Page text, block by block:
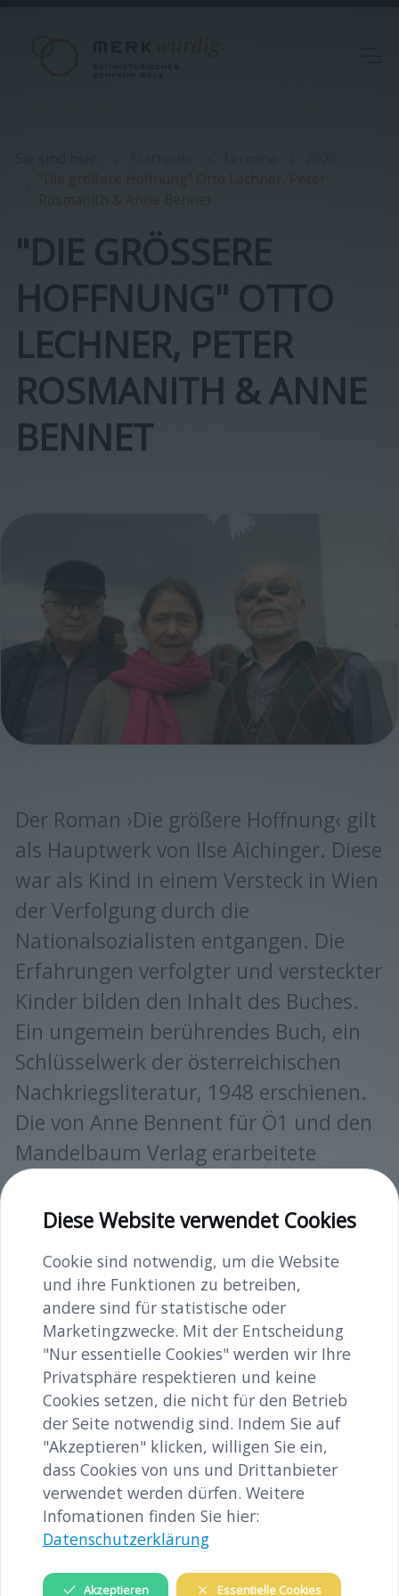
Rosmanith & Anne Bennet
"DIE GRÖSSERE H
OFFNUNG" OTTO L
ECHNER, PETER R
OSMANITH & ANNE B
ENNET
Der Roman ›Die größere Hoffnung‹ gilt
als Hauptwerk von Ilse Aichinger. Diese
war als Kind in einem Versteck in Wien
der Verfolgung durch die
Nationalsozialisten entgangen. Die
Erfahrungen verfolgter und versteckter
Kinder bilden den Inhalt des Buches.
Ein ungemein berührendes Buch, ein
Schlüsselwerk der österreichischen
Nachkriegsliteratur, 1948 erschienen.
Die von Anne Bennent für Ö1 und den
Mandelbaum Verlag erarbeitete
Hörspielfassung ist die Grundlage
dieses Abends. Ihre Stimme
Verknappung von Aichingers Texten.
Auch die Musik lässt der starken
Sprache viel Raum zur Entfaltung.
Akkordeon und Perkussion
unterstreichen und umspielen den
Text zurückhaltend.
Termindetails
Diese Website verwendet Cookies
Cookie sind notwendig, um die Website
und ihre Funktionen zu betreiben,
andere sind für statistische oder
Marketingzwecke. Mit der Entscheidung
"Nur essentielle Cookies" werden wir Ihre
Privatsphäre respektieren und keine
Cookies setzen, die nicht für den Betrieb
der Seite notwendig sind. Indem Sie auf
"Akzeptieren" klicken, willigen Sie ein,
dass Cookies von uns und Drittanbieter
verwendet werden dürfen. Weitere
Infomationen finden Sie hier:
Datenschutzerklärung
Akzeptieren Essentielle Cookies